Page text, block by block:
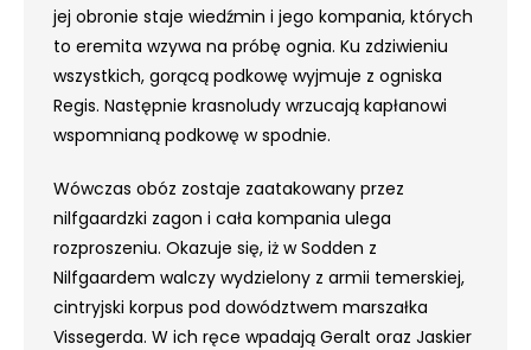
jej obronie staje wiedźmin i jego kompania, których
to eremita wzywa na próbę ognia. Ku zdziwieniu
wszystkich, gorącą podkowę wyjmuje z ogniska
Regis. Następnie krasnoludy wrzucają kapłanowi
wspomnianą podkowę w spodnie.
Wówczas obóz zostaje zaatakowany przez
nilfgaardzki zagon i cała kompania ulega
rozproszeniu. Okazuje się, iż w Sodden z
Nilfgaardem walczy wydzielony z armii temerskiej,
cintryjski korpus pod dowództwem marszałka
Vissegerda. W ich ręce wpadają Geralt oraz Jaskier